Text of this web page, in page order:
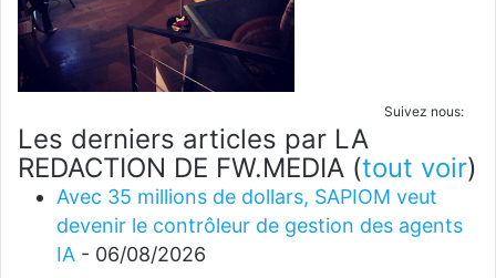
Suivez nous:
Les derniers articles par LA
REDACTION DE FW.MEDIA (tout voir)
Avec 35 millions de dollars, SAPIOM veut
devenir le contrôleur de gestion des agents
IA - 06/08/2026